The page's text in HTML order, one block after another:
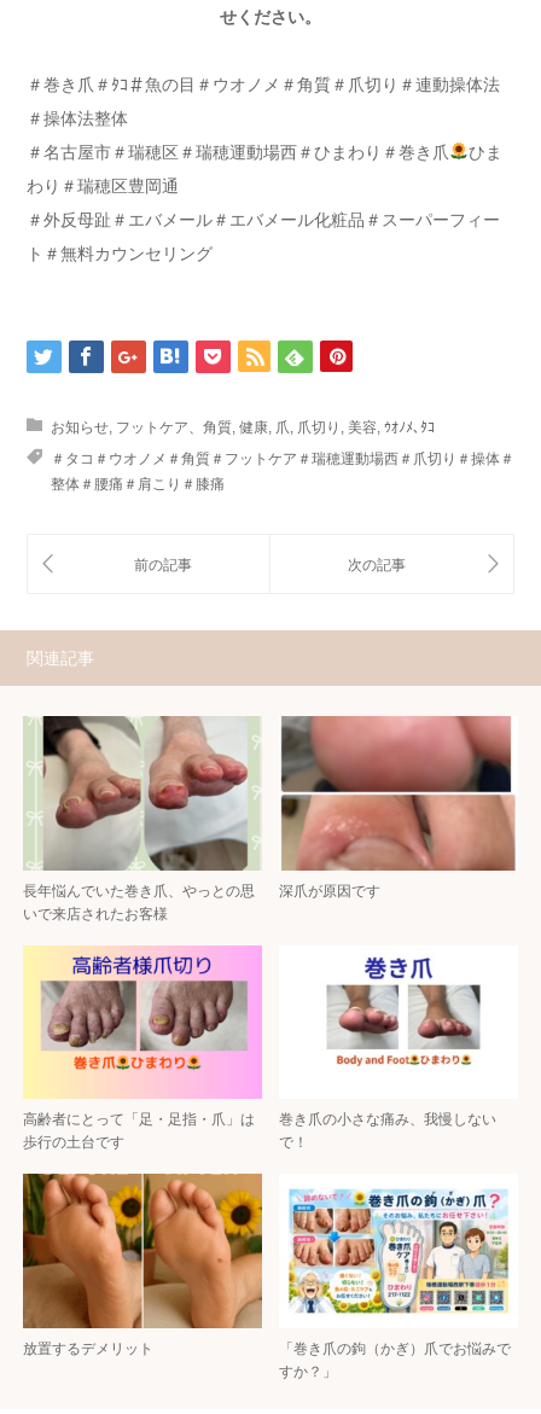
せください。
＃巻き爪＃ﾀｺ＃魚の目＃ウオノメ＃角質＃爪切り＃連動操体法
＃操体法整体
＃名古屋市＃瑞穂区＃瑞穂運動場西＃ひまわり＃巻き爪
ひま
わり＃瑞穂区豊岡通
＃外反母趾＃エバメール＃エバメール化粧品＃スーパーフィー
ト＃無料カウンセリング
お知らせ フットケア、角質 健康 爪 爪切り 美容 ｳｵﾉﾒ､ﾀｺ
＃タコ＃ウオノメ＃角質＃フットケア＃瑞穂運動場西＃爪切り＃操体＃
整体＃腰痛＃肩こり＃膝痛
関連記事
長年悩んでいた巻き爪、やっとの思
いで来店されたお客様
深爪が原因です
高齢者にとって「足・足指・爪」は
歩行の土台です
巻き爪の小さな痛み、我慢しない
で！
放置するデメリット
「巻き爪の鉤（かぎ）爪でお悩みで
すか？」